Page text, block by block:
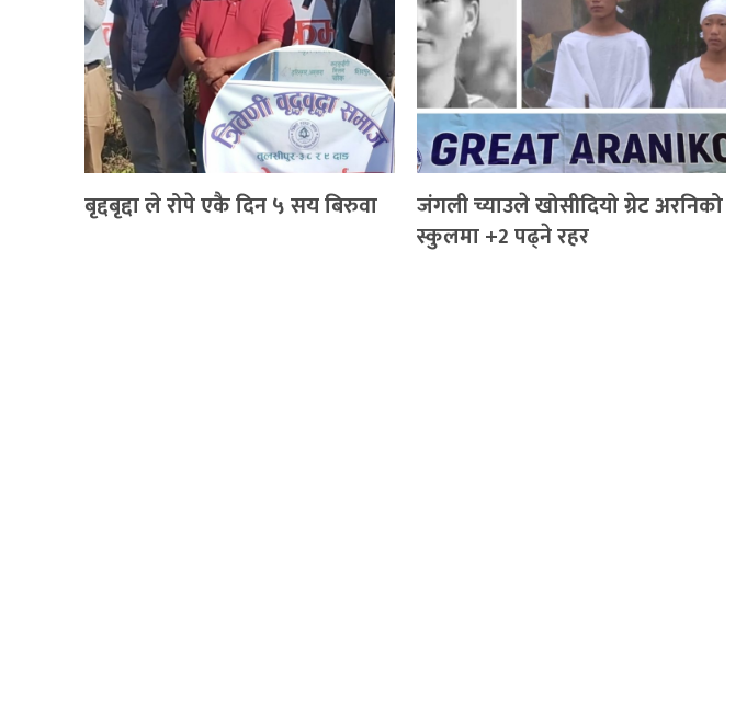
बृद्दबृद्दा ले रोपे एकै दिन ५ सय बिरुवा
जंगली च्याउले खोसीदियो ग्रेट अरनिको
स्कुलमा +2 पढ्ने रहर